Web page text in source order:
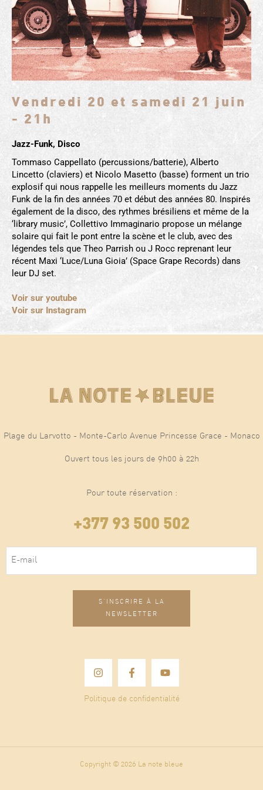
Vendredi 20 et samedi 21 juin
- 21h
Jazz-Funk, Disco
Tommaso Cappellato (percussions/batterie), Alberto
Lincetto (claviers) et Nicolo Masetto (basse) forment un trio
explosif qui nous rappelle les meilleurs moments du Jazz
Funk de la fin des années 70 et début des années 80. Inspirés
également de la disco, des rythmes brésiliens et même de la
‘library music’, Collettivo Immaginario propose un mélange
solaire qui fait le pont entre la scène et le club, avec des
légendes tels que Theo Parrish ou J Rocc reprenant leur
récent Maxi ‘Luce/Luna Gioia’ (Space Grape Records) dans
leur DJ set.
Voir sur youtube
Voir sur Instagram
Plage du Larvotto - Monte-Carlo Avenue Princesse Grace - Monaco
Ouvert tous les jours de 9h00 à 22h
Pour toute réservation :
+377 93 500 502
Politique de confidentialité
Copyright © 2026 La note bleue